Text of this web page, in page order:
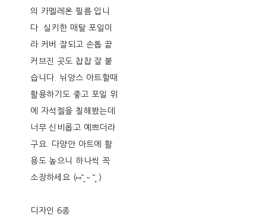
의 카멜레온 필름 입니
다. 실키한 매탈 포일이
라 커버 잘되고 손톱 끝
커브진 곳도 찹찹 잘 붙
습니다. 뉘앙스 아트할때
활용하기도 좋고 포일 위
에 자석젤을 칠해봤는데
너무 신비롭고 예쁘더라
구요. 다양안 아트에 활
용도 높으니 하나씩 꼭
소장하세요 (⑅˘͈ ᵕ ˘͈ )
디자인 6종